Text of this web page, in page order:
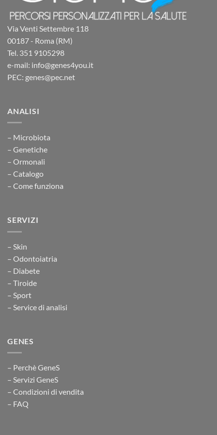
Via Venti Settembre 118
00187 - Roma (RM)
Tel. 351 9105298
e-mail: info@genes4you.it
PEC: genes@pec.net
ANALISI
– Microbiota
– Genetiche
– Ormonali
– Catalogo
– Come funziona
SERVIZI
– Skin
– Odontoiatria
– Diabete
– Tiroide
– Sport
– Service di analisi
GENES
– Perchè GeneS
– Servizi GeneS
– Condizioni di vendita
– FAQ